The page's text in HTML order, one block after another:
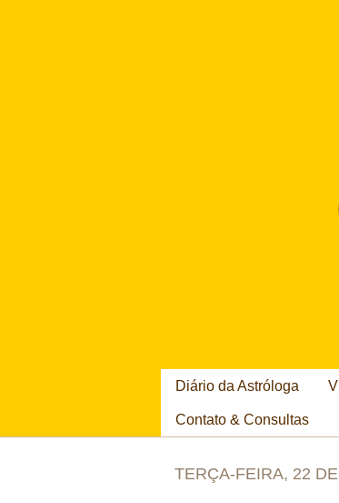
Diário da Astróloga
Contato & Consultas
TERÇA-FEIRA, 22